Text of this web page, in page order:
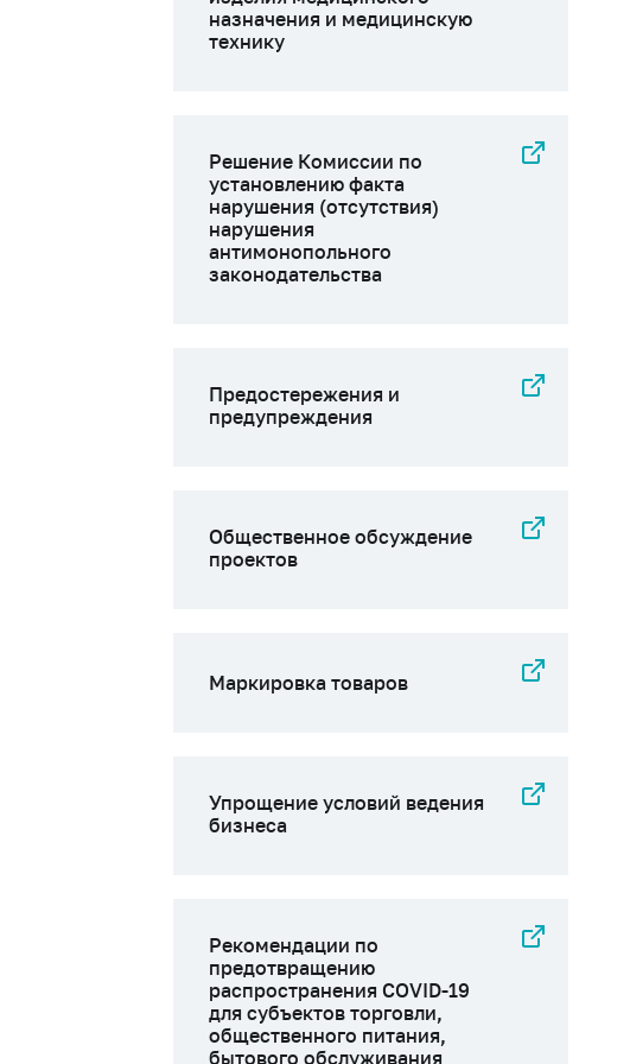
назначения и медицинскую
технику
Решение Комиссии по
установлению факта
нарушения (отсутствия)
нарушения
антимонопольного
законодательства
Предостережения и
предупреждения
Общественное обсуждение
проектов
Маркировка товаров
Упрощение условий ведения
бизнеса
Рекомендации по
предотвращению
распространения COVID-19
для субъектов торговли,
общественного питания,
бытового обслуживания